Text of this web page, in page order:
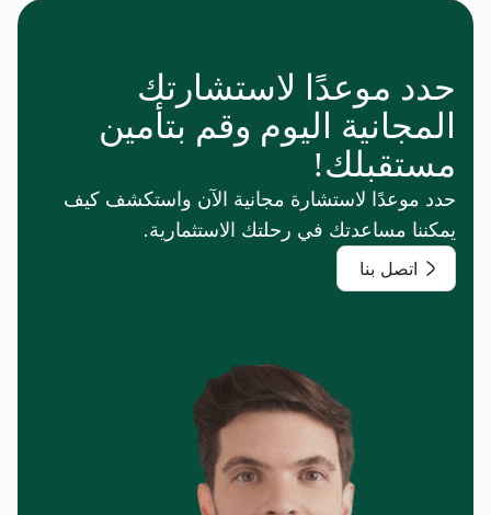
حدد موعدًا لاستشارتك
المجانية اليوم وقم بتأمين
مستقبلك!
حدد موعدًا لاستشارة مجانية الآن واستكشف كيف
يمكننا مساعدتك في رحلتك الاستثمارية.
اتصل بنا